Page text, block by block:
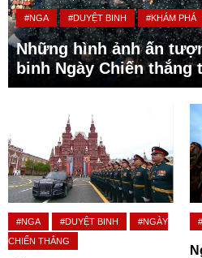
#NGA #DUYỆT BINH #KHÁM PHÁ
Những hình ảnh ấn
binh Ngày Chiến thắng
#NGA #DUYỆT BINH
#NGÀY
CHIẾN THẮNG